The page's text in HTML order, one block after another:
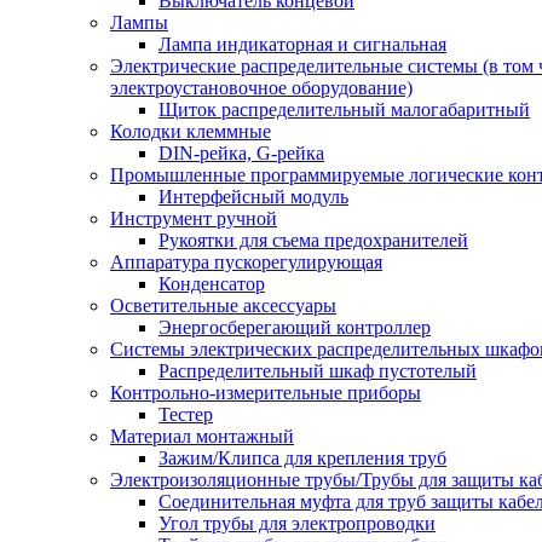
Лампы
Лампа индикаторная и сигнальная
Электрические распределительные системы (в том
электроустановочное оборудование)
Щиток распределительный малогабаритный
Колодки клеммные
DIN-рейка, G-рейка
Промышленные программируемые логические
Интерфейсный модуль
Инструмент ручной
Рукоятки для съема предохранителей
Аппаратура пускорегулирующая
Конденсатор
Осветительные аксессуары
Энергосберегающий контроллер
Системы электрических распределительных
Распределительный шкаф пустотелый
Контрольно-измерительные приборы
Тестер
Материал монтажный
Зажим/Клипса для крепления труб
Электроизоляционные трубы/Трубы для защиты
Соединительная муфта для труб защиты
Угол трубы для электропроводки